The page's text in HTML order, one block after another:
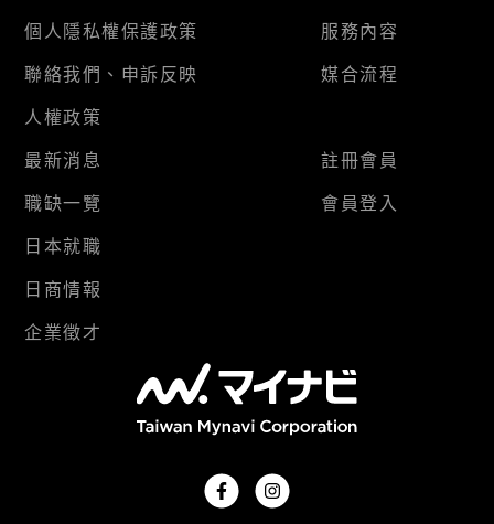
個人隱私權保護政策
聯絡我們、申訴反映
人權政策
服務內容
媒合流程
最新消息
職缺一覽
日本就職
日商情報
企業徵才
註冊會員
會員登入